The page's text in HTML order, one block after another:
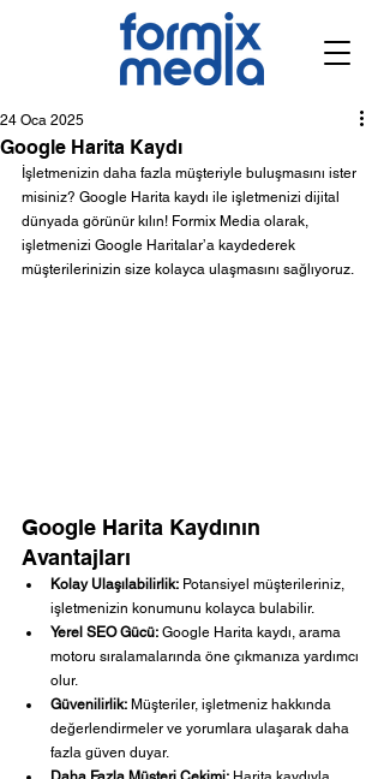
Google Harita Kaydı
24 Oca 2025
İşletmenizin daha fazla müşteriyle buluşmasını ister
misiniz? Google Harita kaydı ile işletmenizi dijital
dünyada görünür kılın! Formix Media olarak,
işletmenizi Google Haritalar’a kaydederek
müşterilerinizin size kolayca ulaşmasını sağlıyoruz.
Google Harita Kaydının
Avantajları
Kolay Ulaşılabilirlik: Potansiyel müşterileriniz,
işletmenizin konumunu kolayca bulabilir.
Yerel SEO Gücü: Google Harita kaydı, arama
motoru sıralamalarında öne çıkmanıza yardımcı
olur.
Güvenilirlik: Müşteriler, işletmeniz hakkında
değerlendirmeler ve yorumlara ulaşarak daha
fazla güven duyar.